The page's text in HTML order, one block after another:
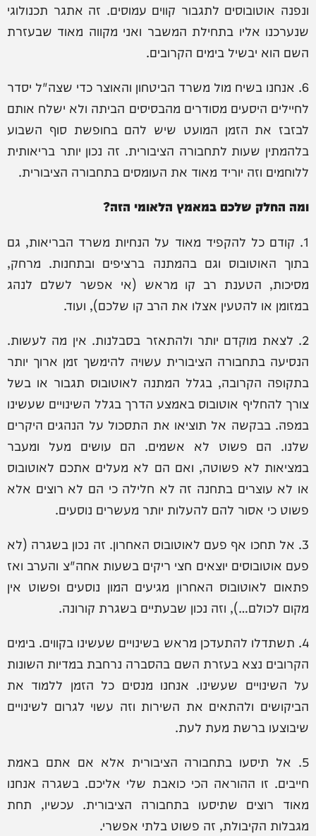
ונפנה אוטובוסים לתגבור קווים עמוסים. זה אתגר תכנולוגי
שנערכנו אליו בתחילת המשבר ואני מקווה מאוד שבעזרת
השם הוא יבשיל בימים הקרובים.
6. אנחנו בשיח מול משרד הביטחון והאוצר כדי שצה"ל יסדר
לחיילים היסעים מסודרים מהבסיסים הביתה ולא ישלח אותם
לבזבז את הזמן המועט שיש להם בחופשת סוף השבוע
בלהמתין שעות לתחבורה הציבורית. זה נכון יותר בריאותית
ללוחמים וזה יוריד מאוד את העומסים בתחבורה הציבורית.
ומה החלק שלכם במאמץ הלאומי הזה?
1. קודם כל להקפיד מאוד על הנחיות משרד הבריאות, גם
בתוך האוטובוס וגם בהמתנה ברציפים ובתחנות. מרחק,
מסיכות, הטענת רב קו מראש (אי אפשר לשלם לנהג
במזומן או להטעין אצלו את הרב קו שלכם), ועוד.
2. לצאת מוקדם יותר ולהתאזר בסבלנות. אין מה לעשות.
הנסיעה בתחבורה הציבורית עשויה להימשך זמן ארוך יותר
בתקופה הקרובה, בגלל המתנה לאוטובוס תגבור או בשל
צורך להחליף אוטובוס באמצע הדרך בגלל השינויים שעשינו
במפה. בבקשה אל תוציאו את התסכול על הנהגים היקרים
שלנו. הם פשוט לא אשמים. הם עושים מעל ומעבר
במציאות לא פשוטה, ואם הם לא מעלים אתכם לאוטובוס
או לא עוצרים בתחנה זה לא חלילה כי הם לא רוצים אלא
פשוט כי אסור להם להעלות יותר מעשרים נוסעים.
3. אל תחכו אף פעם לאוטובוס האחרון. זה נכון בשגרה (לא
פעם אוטובוסים יוצאים חצי ריקים בשעות אחה"צ והערב ואז
פתאום לאוטובוס האחרון מגיעים המון נוסעים ופשוט אין
מקום לכולם…), וזה נכון שבעתיים בשגרת קורונה.
4. תשתדלו להתעדכן מראש בשינויים שעשינו בקווים. בימים
הקרובים נצא בעזרת השם בהסברה נרחבת במדיות השונות
על השינויים שעשינו. אנחנו מנסים כל הזמן ללמוד את
הביקושים ולהתאים את השירות וזה עשוי לגרום לשינויים
שיבוצעו ברשת מעת לעת.
5. אל תיסעו בתחבורה הציבורית אלא אם אתם באמת
חייבים. זו ההוראה הכי כואבת שלי אליכם. בשגרה אנחנו
מאוד רוצים שתיסעו בתחבורה הציבורית. עכשיו, תחת
מגבלות הקיבולת, זה פשוט בלתי אפשרי.